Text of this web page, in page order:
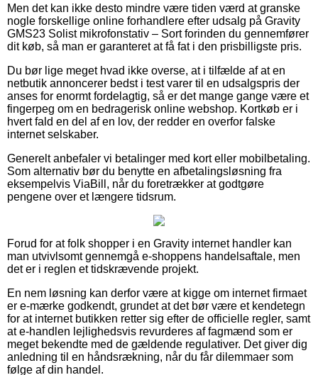
Men det kan ikke desto mindre være tiden værd at granske
nogle forskellige online forhandlere efter udsalg på Gravity
GMS23 Solist mikrofonstativ – Sort forinden du gennemfører
dit køb, så man er garanteret at få fat i den prisbilligste pris.
Du bør lige meget hvad ikke overse, at i tilfælde af at en
netbutik annoncerer bedst i test varer til en udsalgspris der
anses for enormt fordelagtig, så er det mange gange være et
fingerpeg om en bedragerisk online webshop. Kortkøb er i
hvert fald en del af en lov, der redder en overfor falske
internet selskaber.
Generelt anbefaler vi betalinger med kort eller mobilbetaling.
Som alternativ bør du benytte en afbetalingsløsning fra
eksempelvis ViaBill, når du foretrækker at godtgøre
pengene over et længere tidsrum.
Forud for at folk shopper i en Gravity internet handler kan
man utvivlsomt gennemgå e-shoppens handelsaftale, men
det er i reglen et tidskrævende projekt.
En nem løsning kan derfor være at kigge om internet firmaet
er e-mærke godkendt, grundet at det bør være et kendetegn
for at internet butikken retter sig efter de officielle regler, samt
at e-handlen lejlighedsvis revurderes af fagmænd som er
meget bekendte med de gældende regulativer. Det giver dig
anledning til en håndsrækning, når du får dilemmaer som
følge af din handel.